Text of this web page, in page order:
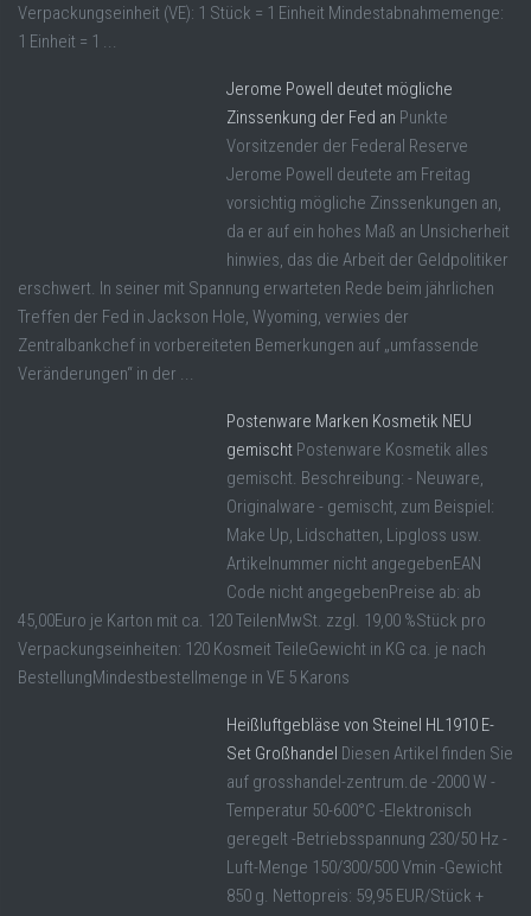
Verpackungseinheit (VE): 1 Stück = 1 Einheit Mindestabnahmemenge:
1 Einheit = 1 ...
Jerome Powell deutet mögliche
Zinssenkung der Fed an Punkte
Vorsitzender der Federal Reserve
Jerome Powell deutete am Freitag
vorsichtig mögliche Zinssenkungen an,
da er auf ein hohes Maß an Unsicherheit
hinwies, das die Arbeit der Geldpolitiker
erschwert. In seiner mit Spannung erwarteten Rede beim jährlichen
Treffen der Fed in Jackson Hole, Wyoming, verwies der
Zentralbankchef in vorbereiteten Bemerkungen auf „umfassende
Veränderungen“ in der ...
Postenware Marken Kosmetik NEU
gemischt Postenware Kosmetik alles
gemischt. Beschreibung: - Neuware,
Originalware - gemischt, zum Beispiel:
Make Up, Lidschatten, Lipgloss usw.
Artikelnummer nicht angegebenEAN
Code nicht angegebenPreise ab: ab
45,00Euro je Karton mit ca. 120 TeilenMwSt. zzgl. 19,00 %Stück pro
Verpackungseinheiten: 120 Kosmeit TeileGewicht in KG ca. je nach
BestellungMindestbestellmenge in VE 5 Karons
Heißluftgebläse von Steinel HL1910 E-
Set Großhandel Diesen Artikel finden Sie
auf grosshandel-zentrum.de -2000 W -
Temperatur 50-600°C -Elektronisch
geregelt -Betriebsspannung 230/50 Hz -
Luft-Menge 150/300/500 Vmin -Gewicht
850 g. Nettopreis: 59,95 EUR/Stück +